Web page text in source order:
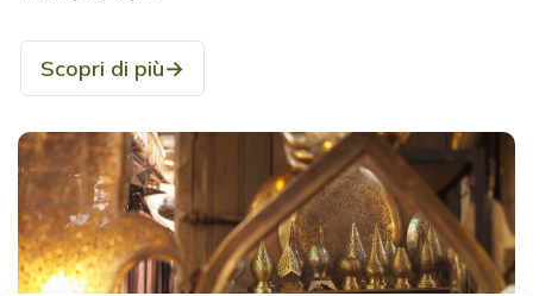
Scopri di più→